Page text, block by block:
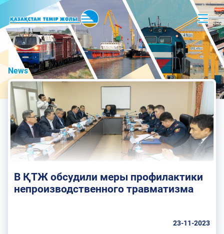
News
В ҚТЖ обсудили меры профилактики
непроизводственного травматизма
23-11-2023